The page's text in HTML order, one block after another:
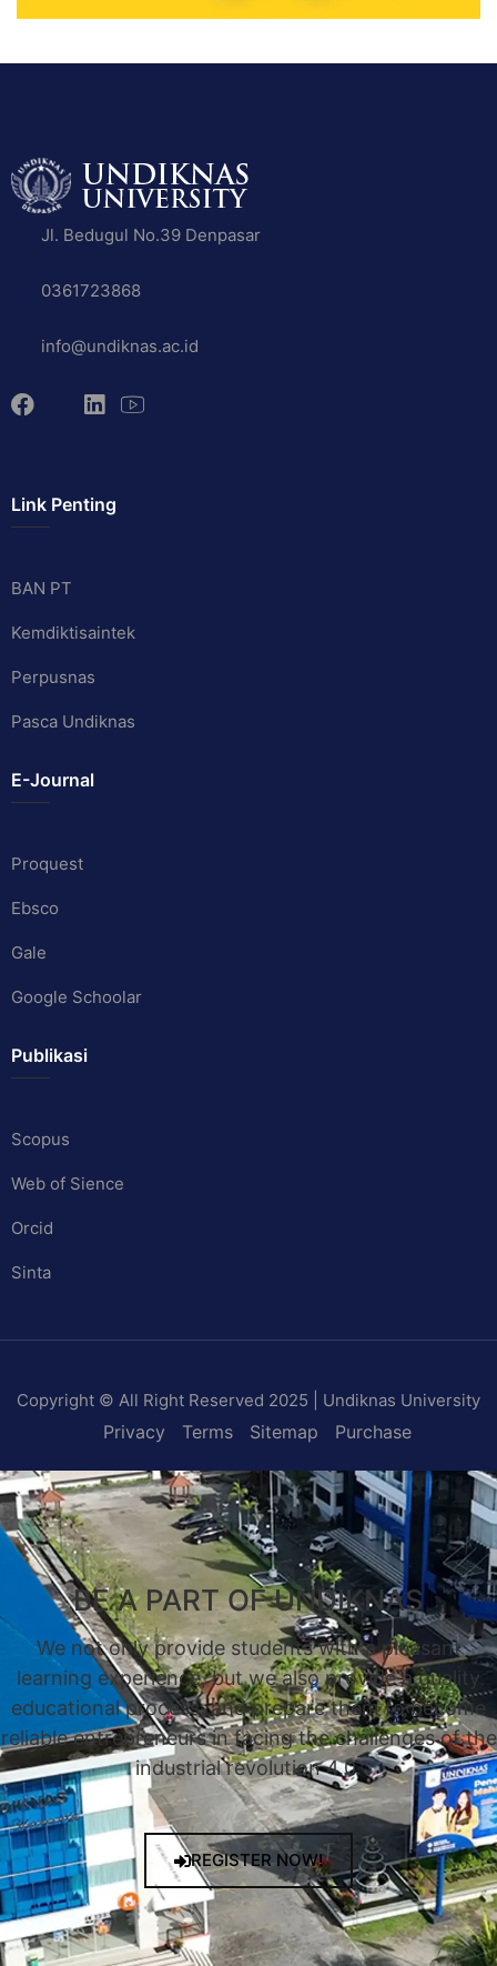
Jl. Bedugul No.39 Denpasar
0361723868
info@undiknas.ac.id
Link Penting
BAN PT
Kemdiktisaintek
Perpusnas
Pasca Undiknas
E-Journal
Proquest
Ebsco
Gale
Google Schoolar
Publikasi
Scopus
Web of Sience
Orcid
Sinta
Copyright © All Right Reserved 2025 | Undiknas University
Privacy Terms Sitemap Purchase
BE A PART OF UNDIKNAS
We not only provide students with a pleasant
learning experience, but we also provide a quality
educational process, and prepare them to become
reliable entrepreneurs in facing the challenges of the
industrial revolution 4.0.
REGISTER NOW!